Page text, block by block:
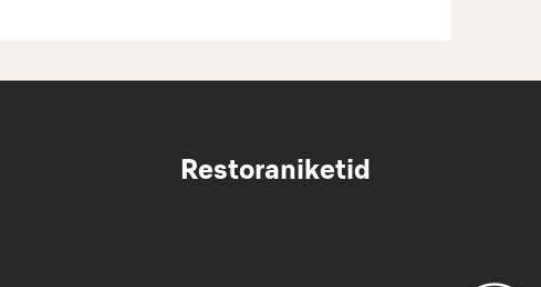
Restoraniketid